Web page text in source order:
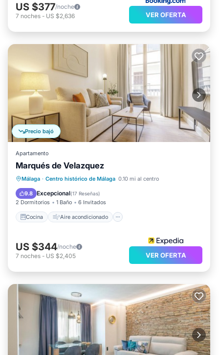
US $377/noche
7 noches - US $2,636 VER OFERTA
Precio bajó
Apartamento
Marqués de Velazquez
Málaga · Centro histórico de Málaga 0.10 mi al centro
9.8 Excepcional(17 Reseñas)
2 Dormitorios 1 Baño 6 Invitados
Cocina Aire acondicionado
Cocina Aire acondicionado
Internet
Se admiten mascotas
US $344/noche
7 noches - US $2,405 VER OFERTA